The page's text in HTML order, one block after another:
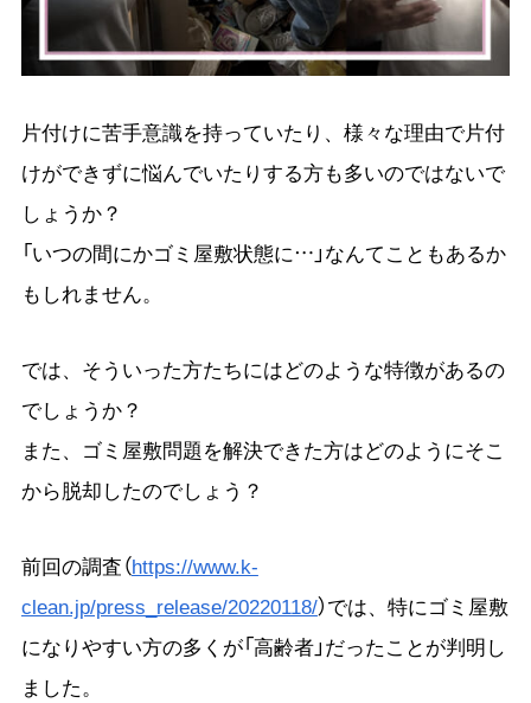
片付けに苦手意識を持っていたり、様々な理由で片付
けができずに悩んでいたりする方も多いのではないで
しょうか？
「いつの間にかゴミ屋敷状態に…」なんてこともあるか
もしれません。
では、そういった方たちにはどのような特徴があるの
でしょうか？
また、ゴミ屋敷問題を解決できた方はどのようにそこ
から脱却したのでしょう？
前回の調査（https://www.k-
clean.jp/press_release/20220118/）では、特にゴミ屋敷
になりやすい方の多くが「高齢者」だったことが判明し
ました。